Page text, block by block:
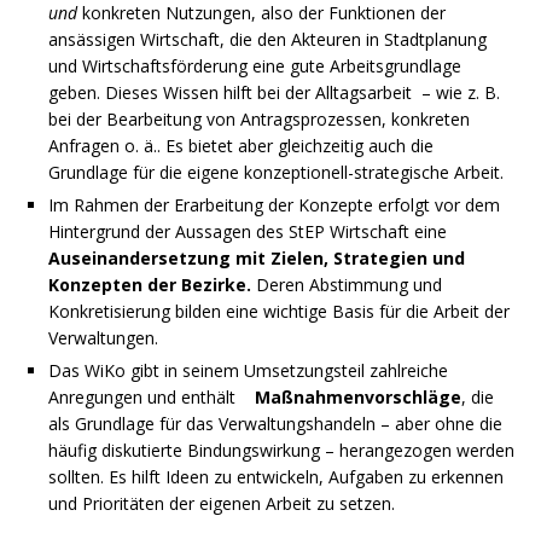
undkonkreten Nutzungen, also der Funktionen der
ansässigen Wirtschaft, die den Akteuren in Stadtplanung
und Wirtschaftsförderung eine gute Arbeitsgrundlage
geben. Dieses Wissen hilft bei der Alltagsarbeit – wie z. B.
bei der Bearbeitung von Antragsprozessen, konkreten
Anfragen o. ä.. Es bietet aber gleichzeitig auch die
Grundlage für die eigene konzeptionell-strategische Arbeit.
Im Rahmen der Erarbeitung der Konzepte erfolgt vor dem
Hintergrund der Aussagen des StEP Wirtschaft eine
Auseinandersetzung mit Zielen, Strategien und
Konzepten der Bezirke. Deren Abstimmung und
Konkretisierung bilden eine wichtige Basis für die Arbeit der
Verwaltungen.
Das WiKo gibt in seinem Umsetzungsteil zahlreiche
Anregungen und enthält Maßnahmenvorschläge, die
als Grundlage für das Verwaltungshandeln – aber ohne die
häufig diskutierte Bindungswirkung – herangezogen werden
sollten. Es hilft Ideen zu entwickeln, Aufgaben zu erkennen
und Prioritäten der eigenen Arbeit zu setzen.